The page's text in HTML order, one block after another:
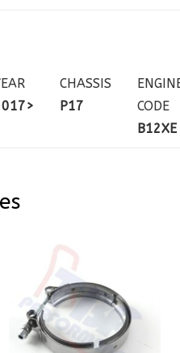
CHASSIS
P17
CODE
B12XE